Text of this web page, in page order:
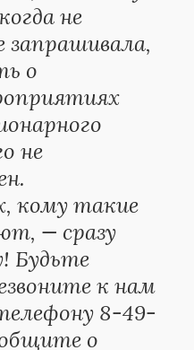
не
запрашивала,
о
не
кому такие
— сразу
Будьте
к нам
8-49-
о